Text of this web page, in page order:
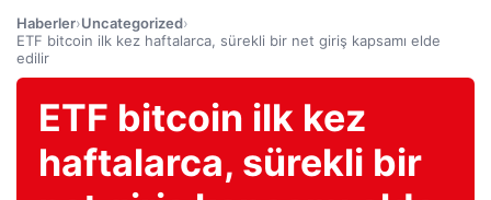
Haberler›Uncategorized›
ETF bitcoin ilk kez haftalarca, sürekli bir net giriş kapsamı elde
edilir
ETF bitcoin ilk kez
haftalarca, sürekli bir